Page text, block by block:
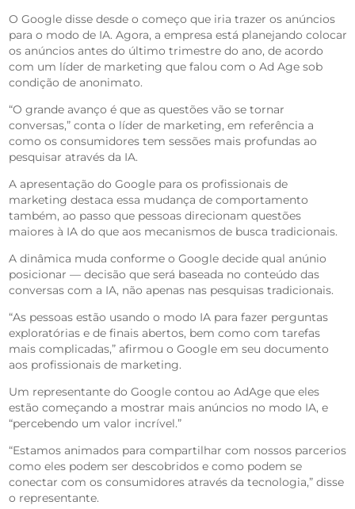
O Google disse desde o começo que iria trazer os anúncios
para o modo de IA. Agora, a empresa está planejando colocar
os anúncios antes do último trimestre do ano, de acordo
com um líder de marketing que falou com o Ad Age sob
condição de anonimato.
“O grande avanço é que as questões vão se tornar
conversas,” conta o líder de marketing, em referência a
como os consumidores tem sessões mais profundas ao
pesquisar através da IA.
A apresentação do Google para os profissionais de
marketing destaca essa mudança de comportamento
também, ao passo que pessoas direcionam questões
maiores à IA do que aos mecanismos de busca tradicionais.
A dinâmica muda conforme o Google decide qual anúnio
posicionar — decisão que será baseada no conteúdo das
conversas com a IA, não apenas nas pesquisas tradicionais.
“As pessoas estão usando o modo IA para fazer perguntas
exploratórias e de finais abertos, bem como com tarefas
mais complicadas,” afirmou o Google em seu documento
aos profissionais de marketing.
Um representante do Google contou ao AdAge que eles
estão começando a mostrar mais anúncios no modo IA, e
“percebendo um valor incrível.”
“Estamos animados para compartilhar com nossos parcerios
como eles podem ser descobridos e como podem se
conectar com os consumidores através da tecnologia,” disse
o representante.